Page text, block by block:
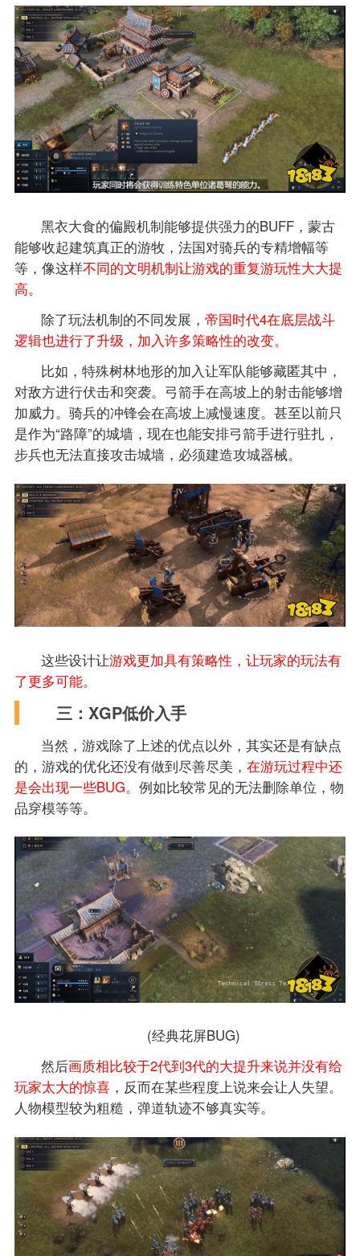
黑衣大食的偏殿机制能够提供强力的BUFF，蒙古
能够收起建筑真正的游牧，法国对骑兵的专精增幅等
等，像这样不同的文明机制让游戏的重复游玩性大大提
高。
除了玩法机制的不同发展，帝国时代4在底层战斗
逻辑也进行了升级，加入许多策略性的改变。
比如，特殊树林地形的加入让军队能够藏匿其中，
对敌方进行伏击和突袭。弓箭手在高坡上的射击能够增
加威力。骑兵的冲锋会在高坡上减慢速度。甚至以前只
是作为“路障”的城墙，现在也能安排弓箭手进行驻扎，
步兵也无法直接攻击城墙，必须建造攻城器械。
这些设计让游戏更加具有策略性，让玩家的玩法有
了更多可能。
三：XGP低价入手
当然，游戏除了上述的优点以外，其实还是有缺点
的，游戏的优化还没有做到尽善尽美， 在游玩过程中还
是会出现一些BUG。 例如比较常见的无法删除单位，物
品穿模等等。
(经典花屏BUG)
然后画质相比较于2代到3代的大提升来说并没有给
玩家太大的惊喜，反而在某些程度上说来会让人失望。
人物模型较为粗糙，弹道轨迹不够真实等。